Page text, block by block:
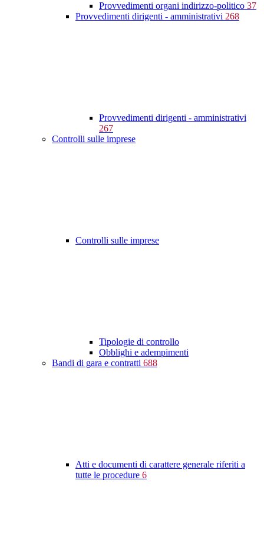
Provvedimenti organi indirizzo-politico 37
Provvedimenti dirigenti - amministrativi 268
Provvedimenti dirigenti - amministrativi
267
Controlli sulle imprese
Controlli sulle imprese
Tipologie di controllo
Obblighi e adempimenti
Bandi di gara e contratti 688
Atti e documenti di carattere generale riferiti a
tutte le procedure 6